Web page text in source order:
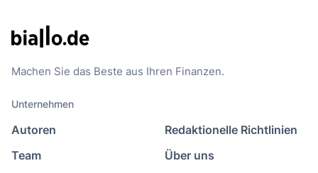
Machen Sie das Beste aus Ihren Finanzen.
Unternehmen
Autoren
Team
Redaktionelle Richtlinien
Über uns